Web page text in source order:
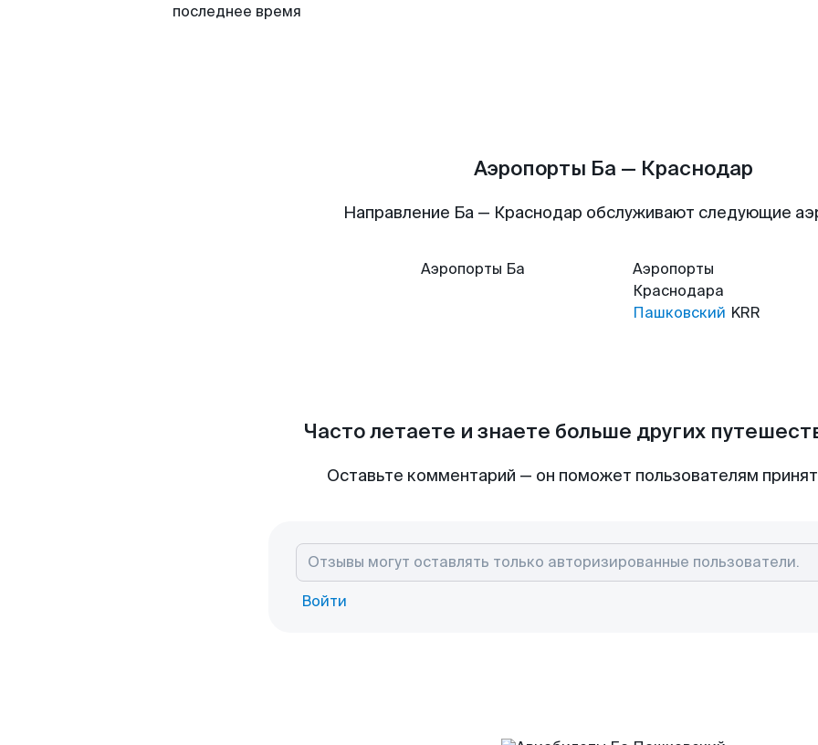
последнее время
Аэропорты Ба — Краснодар
Направление Ба — Краснодар обслуживают следующие
Аэропорты Ба
Аэропорты
Краснодара
Пашковский KRR
Часто летаете и знаете больше других
Оставьте комментарий — он поможет пользователям
Войти